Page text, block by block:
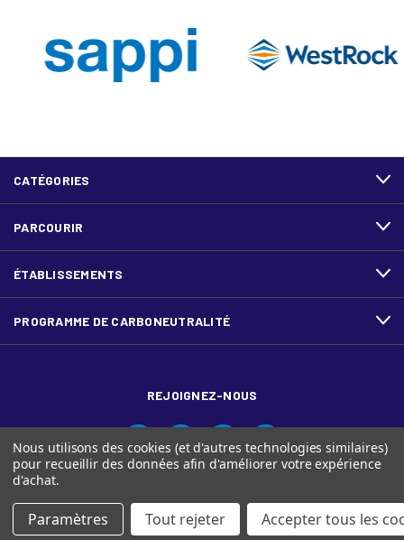
CATÉGORIES
PARCOURIR
ÉTABLISSEMENTS
PROGRAMME DE CARBONEUTRALITÉ
REJOIGNEZ-NOUS
© Ariva, et le logo Ariva sont des marques de commerce de
Nous utilisons des cookies (et d'autres technologies similaires)
pour recueillir des données afin d'améliorer votre expérience
d'achat.
Paramètres Tout rejeter Accepter tous les